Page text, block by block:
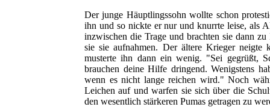
Der junge Häuptlingssohn wollte schon
ihn und so nickte er nur und knurrte leise, als
inzwischen die Trage und brachten sie dann
sie sie aufnahmen. Der ältere Krieger
musterte ihn dann ein wenig. "Sei gegrüßt,
brauchen deine Hilfe dringend. Wenigstens
wenn es nicht lange reichen wird." Noch
Leichen auf und warfen sie sich über die
den wesentlich stärkeren Pumas getragen zu